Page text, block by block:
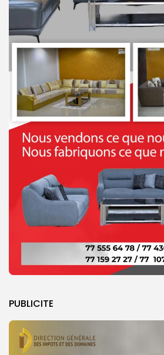
PUBLICITE